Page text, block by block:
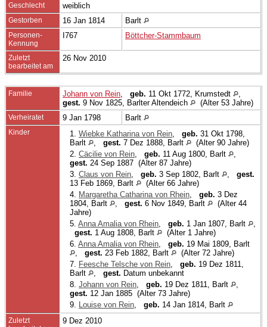
Geschlecht weiblich
Gestorben 16 Jan 1814 Barlt
Personen-
Kennung
I767 Böttcher-Stammbaum
Zuletzt
bearbeitet am
26 Nov 2010
Familie Johann von Rein geb. 11 Okt 1772, Krumstedt
gest. 9 Nov 1825, Barlter Altendeich (Alter 53 Jahre)
Verheiratet 9 Jan 1798 Barlt
Kinder 1. Wiebke Katharina von Rein geb. 31 Okt 1798,
Barlt
gest. 7 Dez 1888, Barlt
(Alter 90 Jahre)
2. Cäcilie von Rein geb. 11 Aug 1800, Barlt
gest. 24 Sep 1887 (Alter 87 Jahre)
3. Claus von Rein geb. 3 Sep 1802, Barlt
gest.
13 Feb 1869, Barlt
(Alter 66 Jahre)
4.
Margaretha Catharina von Rhein geb. 3 Dez
1804, Barlt
gest. 6 Nov 1849, Barlt
(Alter 44
Jahre)
5. Anna Amalia von Rhein geb. 1 Jan 1807, Barlt
gest. 1 Aug 1808, Barlt
(Alter 1 Jahre)
6. Anna Amalia von Rhein geb. 19 Mai 1809, Barlt
gest. 23 Feb 1882, Barlt
(Alter 72 Jahre)
7.
Feesche Telsche von Rein geb. 19 Dez 1811,
Barlt
gest. Datum unbekannt
8. Johann von Rein geb. 19 Dez 1811, Barlt
gest. 12 Jan 1885 (Alter 73 Jahre)
9.
Louise von Rein geb. 14 Jan 1814, Barlt
Zuletzt
9 Dez 2010